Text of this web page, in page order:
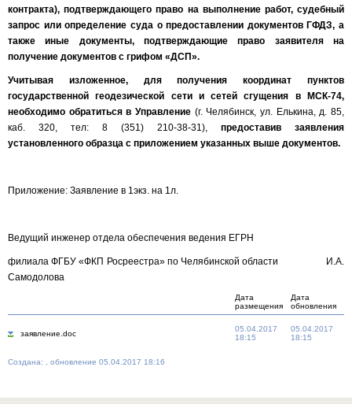
контракта), подтверждающего право на выполнение работ, судебный
запрос или определение суда о предоставлении документов ГФДЗ, а
также иные документы, подтверждающие право заявителя на
получение документов с грифом «ДСП».
Учитывая изложенное, для получения координат пунктов
государственной геодезической сети и сетей сгущения в МСК-74,
необходимо обратиться в Управление (г. Челябинск, ул. Елькина, д. 85,
каб. 320, тел: 8 (351) 210-38-31), предоставив заявления
установленного образца с приложением указанных выше документов.
Приложение: Заявление в 1экз. на 1л.
Ведущий инженер отдела обеспечения ведения ЕГРН
филиала ФГБУ «ФКП Росреестра» по Челябинской области И.А.
Самодолова
Дата
размещения
Дата
обновления
заявление.doc
05.04.2017
18:15
05.04.2017
18:15
Создана: , обновление 05.04.2017 18:16